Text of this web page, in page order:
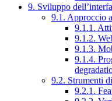
9. Sviluppo
9.1. Approccio
9.1.1.
9.1.2.
9.1.3.
9.1.4.
9.2. Strumenti
9.2.1.